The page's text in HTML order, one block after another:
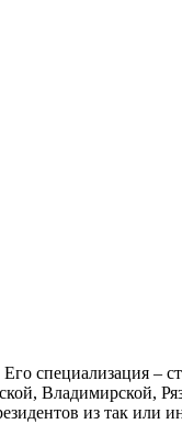
специализация –
Владимирской,
из так